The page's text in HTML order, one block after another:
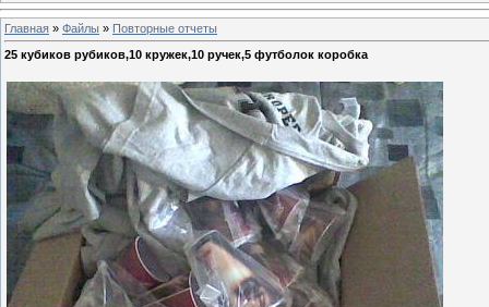
Главная » Файлы » Повторные отчеты
25 кубиков рубиков,10 кружек,10 ручек,5 футболок коробка